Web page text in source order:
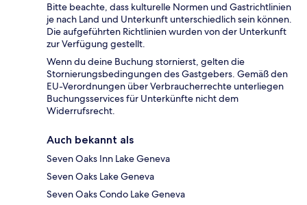
Bitte beachte, dass kulturelle Normen und Gastrichtlinien
je nach Land und Unterkunft unterschiedlich sein können.
Die aufgeführten Richtlinien wurden von der Unterkunft
zur Verfügung gestellt.
Wenn du deine Buchung stornierst, gelten die
Stornierungsbedingungen des Gastgebers. Gemäß den
EU-Verordnungen über Verbraucherrechte unterliegen
Buchungsservices für Unterkünfte nicht dem
Widerrufsrecht.
Auch bekannt als
Seven Oaks Inn Lake Geneva
Seven Oaks Lake Geneva
Seven Oaks Condo Lake Geneva